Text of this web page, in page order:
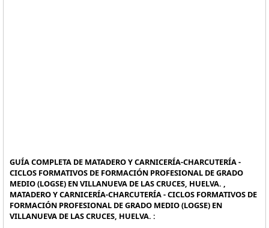
GUÍA COMPLETA DE MATADERO Y CARNICERÍA-CHARCUTERÍA -
CICLOS FORMATIVOS DE FORMACIÓN PROFESIONAL DE GRADO
MEDIO (LOGSE) EN VILLANUEVA DE LAS CRUCES, HUELVA. ,
MATADERO Y CARNICERÍA-CHARCUTERÍA - CICLOS FORMATIVOS DE
FORMACIÓN PROFESIONAL DE GRADO MEDIO (LOGSE) EN
VILLANUEVA DE LAS CRUCES, HUELVA. :